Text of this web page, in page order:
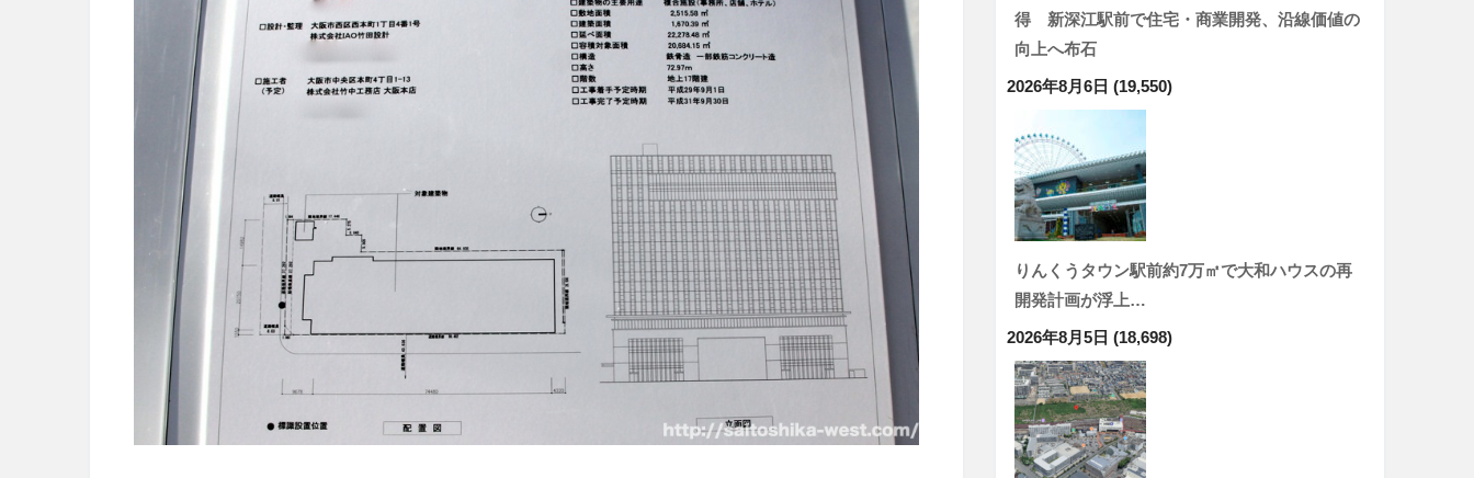
得 新深江駅前で住宅・商業開発、沿線価値の
向上へ布石
2026年8月6日 (19,550)
りんくうタウン駅前約7万㎡で大和ハウスの再
開発計画が浮上…
2026年8月5日 (18,698)